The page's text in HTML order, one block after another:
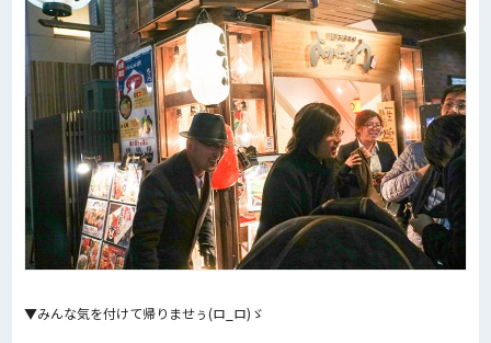
▼みんな気を付けて帰りませぅ(ロ_ロ)ゞ